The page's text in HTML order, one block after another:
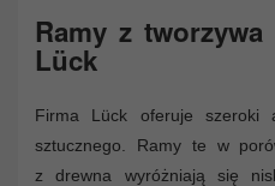
Ramy z
Lück
Firma Lück oferuje szeroki
sztucznego. Ramy te w
z drewna wyróżniają się